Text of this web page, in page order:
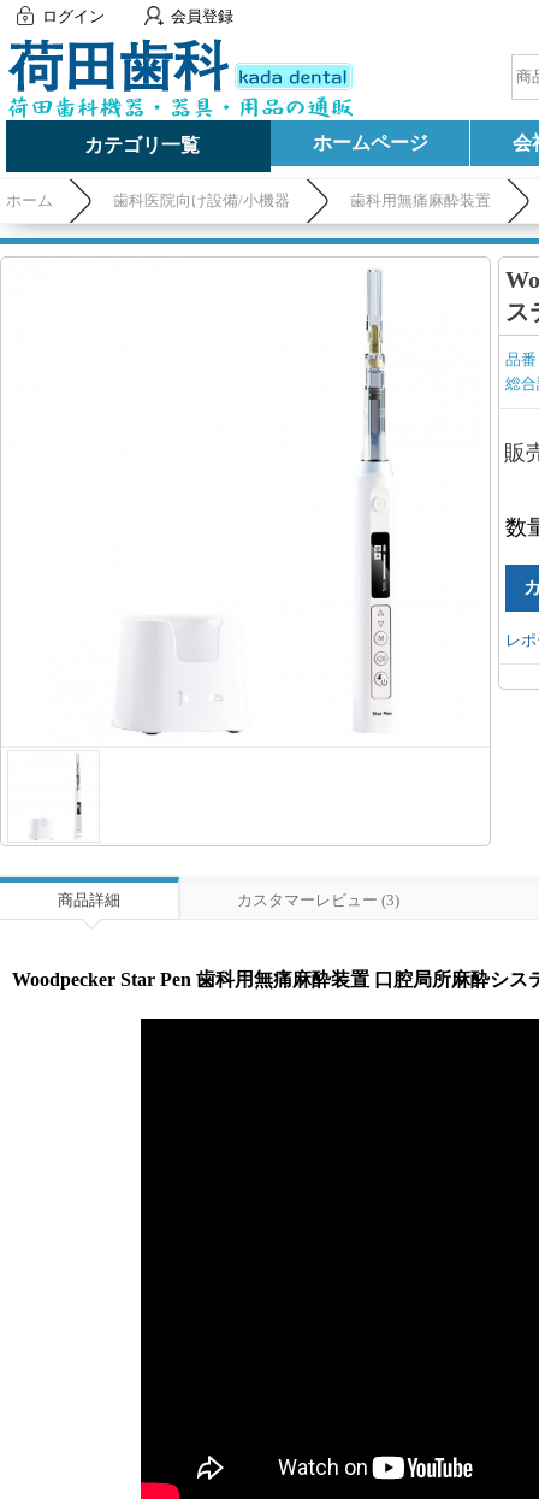
ログイン 会員登録
カテゴリ一覧 ホームページ 会
ホーム 歯科医院向け設備/小機器 歯科用無痛麻酔装置
ス
品
総
販
数
レ
商品詳細 カスタマーレビュー (3)
Woodpecker Star Pen 歯科用無痛麻酔装置 口腔局所麻酔シス